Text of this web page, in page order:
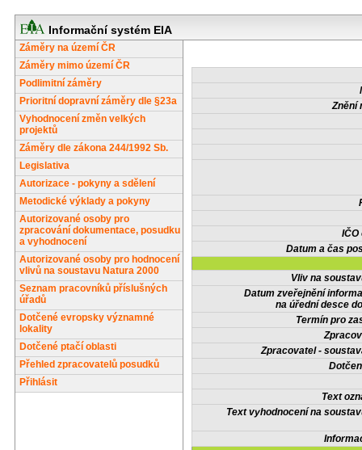
Informační systém EIA
Záměry na území ČR
Záměry mimo území ČR
Podlimitní záměry
Prioritní dopravní záměry dle §23a
Vyhodnocení změn velkých
projektů
Záměry dle zákona 244/1992 Sb.
Legislativa
Autorizace - pokyny a sdělení
Metodické výklady a pokyny
Autorizované osoby pro
zpracování dokumentace, posudku
a vyhodnocení
Autorizované osoby pro hodnocení
vlivů na soustavu Natura 2000
Seznam pracovníků příslušných
úřadů
Dotčené evropsky významné
lokality
Dotčené ptačí oblasti
Přehled zpracovatelů posudků
Přihlásit
Znění
IČO
Datum a čas
Vliv na
Datum zveřejnění
na úřední desce
Termín pro
Zpracovatel -
Text
Text vyhodnocení na